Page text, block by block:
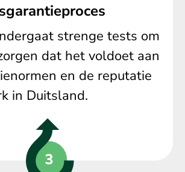
strenge tests om
dat het voldoet aan
en de reputatie
in Duitsland.